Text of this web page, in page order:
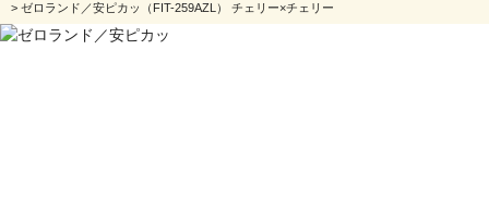
> ゼロランド／安ピカッ（FIT-259AZL） チェリー×チェリー